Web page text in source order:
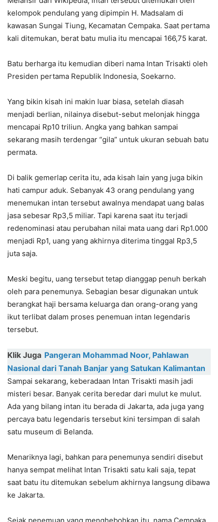
kelompok pendulang yang dipimpin H. Madsalam di
kawasan Sungai Tiung, Kecamatan Cempaka. Saat pertama
kali ditemukan, berat batu mulia itu mencapai 166,75 karat.
Batu berharga itu kemudian diberi nama Intan Trisakti oleh
Presiden pertama Republik Indonesia, Soekarno.
Yang bikin kisah ini makin luar biasa, setelah diasah
menjadi berlian, nilainya disebut-sebut melonjak hingga
mencapai Rp10 triliun. Angka yang bahkan sampai
sekarang masih terdengar “gila” untuk ukuran sebuah batu
permata.
Di balik gemerlap cerita itu, ada kisah lain yang juga bikin
hati campur aduk. Sebanyak 43 orang pendulang yang
menemukan intan tersebut awalnya mendapat uang balas
jasa sebesar Rp3,5 miliar. Tapi karena saat itu terjadi
redenominasi atau perubahan nilai mata uang dari Rp1.000
menjadi Rp1, uang yang akhirnya diterima tinggal Rp3,5
juta saja.
Meski begitu, uang tersebut tetap dianggap penuh berkah
oleh para penemunya. Sebagian besar digunakan untuk
berangkat haji bersama keluarga dan orang-orang yang
ikut terlibat dalam proses penemuan intan legendaris
tersebut.
Klik Juga Pangeran Mohammad Noor, Pahlawan
Nasional dari Tanah Banjar yang Satukan Kalimantan
Sampai sekarang, keberadaan Intan Trisakti masih jadi
misteri besar. Banyak cerita beredar dari mulut ke mulut.
Ada yang bilang intan itu berada di Jakarta, ada juga yang
percaya batu legendaris tersebut kini tersimpan di salah
satu museum di Belanda.
Menariknya lagi, bahkan para penemunya sendiri disebut
hanya sempat melihat Intan Trisakti satu kali saja, tepat
saat batu itu ditemukan sebelum akhirnya langsung dibawa
ke Jakarta.